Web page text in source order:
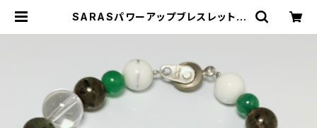
SARASパワーアップブレスレット |